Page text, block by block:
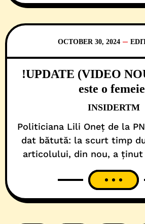
OCTOBER 30, 2024
!UPDATE (VIDEO
este o
INSIDERTM
Politiciana Lili Oneț de la
dat bătută: la scurt timp
articolului, din nou, a ținut
că… e tot femeie! Tot
fel de scurt, cu un mesaj
în aceeași cheie sacadată și